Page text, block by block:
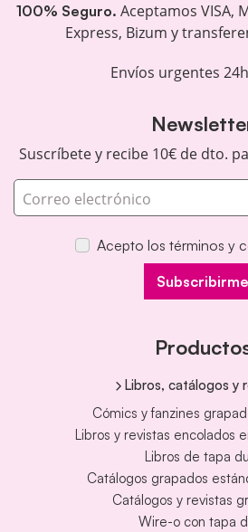
100% Seguro. Aceptamos VISA,
Express, Bizum y
Envíos urgentes
Suscríbete y recibe 10€ de dto.
Correo electrónico
Acepto los términos y
Subscribirme
Libros, catálogos y
Cómics y fanzines
Libros y revistas encolados
Libros de tapa
Catálogos grapados
Catálogos y revistas
Wire-o con tapa